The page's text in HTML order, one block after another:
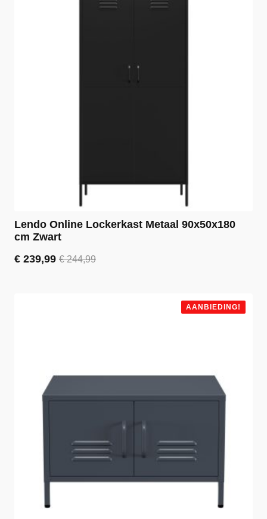
Lendo Online Lockerkast Metaal 90x50x180
cm Zwart
€244,99
Oorspronkelijke
€ 239,99
Huidige
AANBIEDING!